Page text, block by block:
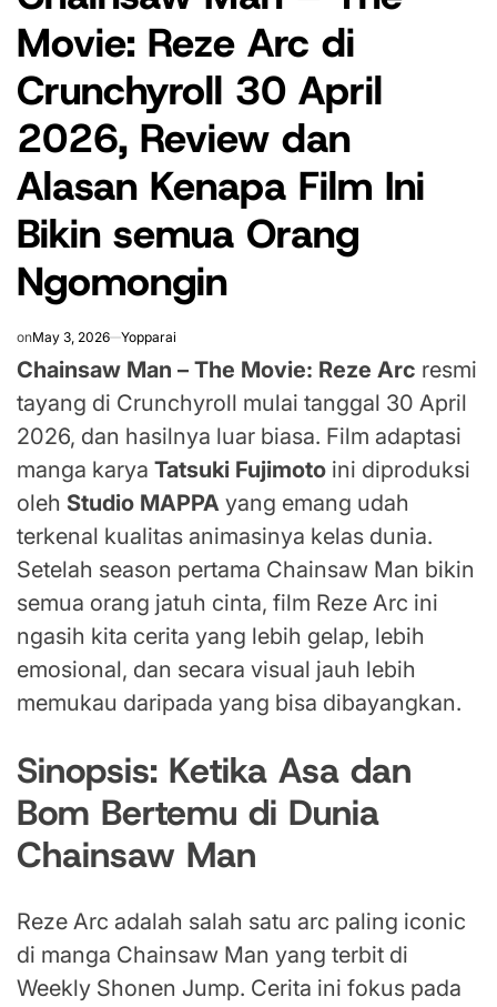
Movie: Reze Arc di
Crunchyroll 30 April
2026, Review dan
Alasan Kenapa Film Ini
Bikin semua Orang
Ngomongin
onMay 3, 2026 Yopparai
Chainsaw Man – The Movie: Reze Arc resmi
tayang di Crunchyroll mulai tanggal 30 April
2026, dan hasilnya luar biasa. Film adaptasi
manga karya Tatsuki Fujimoto ini diproduksi
oleh Studio MAPPA yang emang udah
terkenal kualitas animasinya kelas dunia.
Setelah season pertama Chainsaw Man bikin
semua orang jatuh cinta, film Reze Arc ini
ngasih kita cerita yang lebih gelap, lebih
emosional, dan secara visual jauh lebih
memukau daripada yang bisa dibayangkan.
Sinopsis: Ketika Asa dan
Bom Bertemu di Dunia
Chainsaw Man
Reze Arc adalah salah satu arc paling iconic
di manga Chainsaw Man yang terbit di
Weekly Shonen Jump. Cerita ini fokus pada